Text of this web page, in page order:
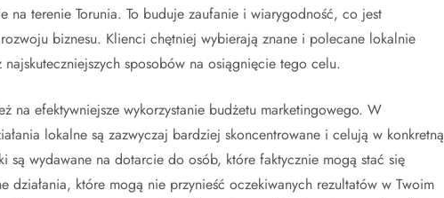
terenie Torunia. To buduje zaufanie i wiarygodność, co jest
biznesu. Klienci chętniej wybierają znane i polecane lokalnie
sposobów na osiągnięcie tego celu.
na efektywniejsze wykorzystanie budżetu marketingowego. W
lokalne są zazwyczaj bardziej skoncentrowane i celują w konkretną
wydawane na dotarcie do osób, które faktycznie mogą stać się
działania, które mogą nie przynieść oczekiwanych rezultatów w Twoim